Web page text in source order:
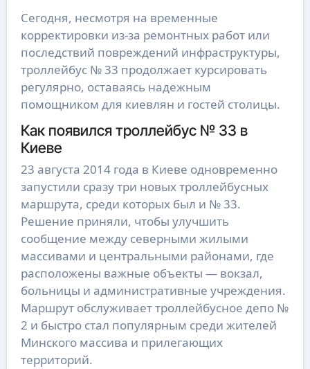
Сегодня, несмотря на временные
корректировки из-за ремонтных работ или
последствий повреждений инфраструктуры,
троллейбус № 33 продолжает курсировать
регулярно, оставаясь надежным
помощником для киевлян и гостей столицы.
Как появился троллейбус № 33 в
Киеве
23 августа 2014 года в Киеве одновременно
запустили сразу три новых троллейбусных
маршрута, среди которых был и № 33.
Решение приняли, чтобы улучшить
сообщение между северными жилыми
массивами и центральными районами, где
расположены важные объекты — вокзал,
больницы и административные учреждения.
Маршрут обслуживает троллейбусное депо №
2 и быстро стал популярным среди жителей
Минского массива и прилегающих
территорий.